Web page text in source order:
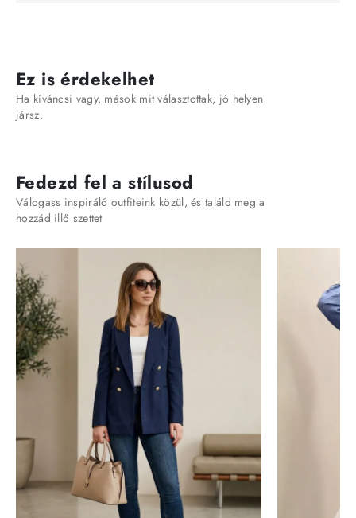
Ez is érdekelhet
Ha kíváncsi vagy, mások mit választottak, jó helyen
jársz.
Fedezd fel a stílusod
Válogass inspiráló outfiteink közül, és találd meg a
hozzád illő szettet